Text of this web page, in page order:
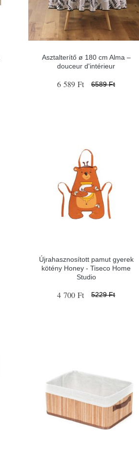
Asztalterítő ø 180 cm Alma –
douceur d'intérieur
6 589 Ft 6589 Ft
Újrahasznosított pamut gyerek
kötény Honey - Tiseco Home
Studio
4 700 Ft 5229 Ft